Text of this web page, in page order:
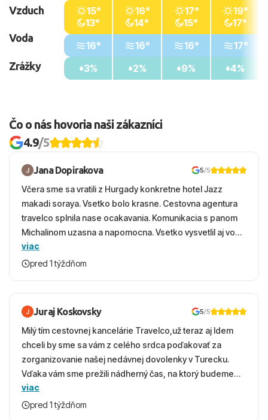
Vzduch
Voda
Zrážky
15°
13°
16°
3%
16°
14°
16°
2%
17°
15°
16°
9%
19°
17°
17°
4%
Čo o nás hovoria naši zákazníci
4.9/5
Jana Dopirakova 5/5
Včera sme sa vratili z Hurgady konkretne hotel Jazz
makadi soraya. Vsetko bolo krasne. Cestovna agentura
travelco splnila nase ocakavania. Komunikacia s panom
Michalinom uzasna a napomocna. Vsetko vysvetlil aj vo
vecernych hodinach zaco sa ospravedlnujem. Hotel
krasny, cisty. Sluzby top. Strava, prostredie, more,
viac
pred 1 týždňom
Juraj Koskovsky 5/5
Milý tím cestovnej kancelárie Travelco,už teraz aj Idem
chceli by sme sa vám z celého srdca poďakovať za
zorganizovanie našej nedávnej dovolenky v Turecku.
Vďaka vám sme prežili nádherný čas, na ktorý budeme
ešte dlho s úsmevom spomínať. ​Všetko prebehlo
absolútne hladko – od prvotného výberu zájazdu, cez
viac
pred 1 týždňom